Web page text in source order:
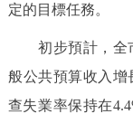
定的目標任務。
初步預計，全市
般公共預算收入增
查失業率保持在